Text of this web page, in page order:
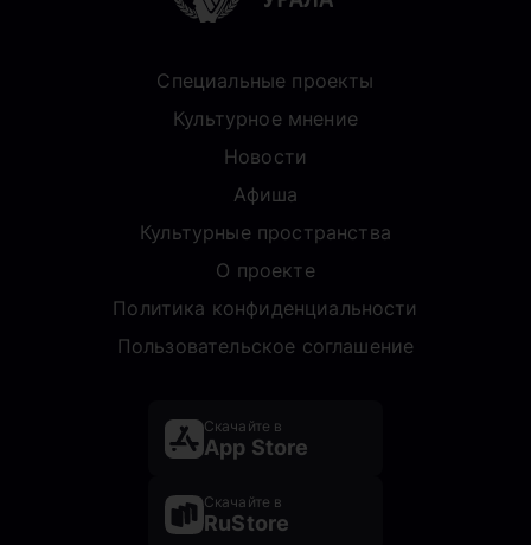
Специальные проекты
Культурное мнение
Новости
Афиша
Культурные пространства
О проекте
Политика конфиденциальности
Пользовательское соглашение
Скачайте в
App Store
Скачайте в
RuStore